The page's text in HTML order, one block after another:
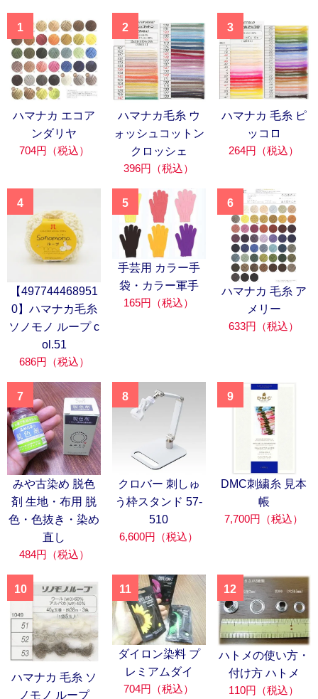
1
ハマナカ エコア
ンダリヤ
704円（税込）
2
ハマナカ毛糸 ウ
ォッシュコットン
クロッシェ
396円（税込）
3
ハマナカ 毛糸 ピ
ッコロ
264円（税込）
4
【497744468951
0】ハマナカ毛糸
ソノモノ ループ c
ol.51
686円（税込）
5
手芸用 カラー手
袋・カラー軍手
165円（税込）
6
ハマナカ 毛糸 ア
メリー
633円（税込）
7
みや古染め 脱色
剤 生地・布用 脱
色・色抜き・染め
直し
484円（税込）
8
クロバー 刺しゅ
う枠スタンド 57-
510
6,600円（税込）
9
DMC刺繍糸 見本
帳
7,700円（税込）
10
ハマナカ 毛糸 ソ
ノモノ ループ
11
ダイロン染料 プ
レミアムダイ
704円（税込）
12
ハトメの使い方・
付け方 ハトメ
110円（税込）